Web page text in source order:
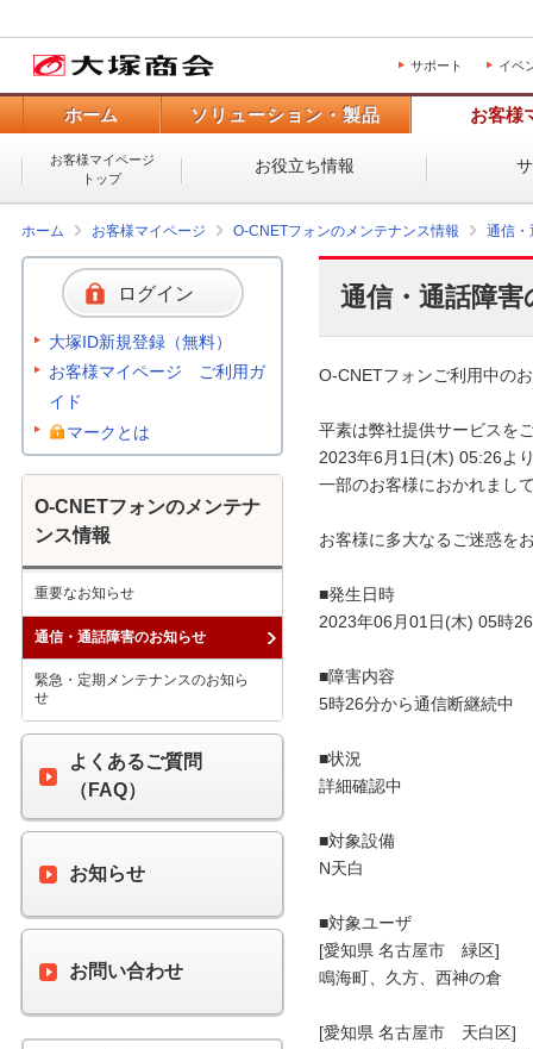
サポート イベ
ホーム ソリューション・製品 お客様
お客様マイページ
トップ
お役立ち情報
ホーム お客様マイページ O-CNETフォンのメンテナンス情報 通信・
通信・通話障
O-CNETフォンご利用中の
平素は弊社提供サービスを
2023年6月1日(木) 05:26よ
一部のお客様におかれまし
お客様に多大なるご迷惑を
■発生日時
2023年06月01日(木) 05時
■障害内容
5時26分から通信断継続中
■状況
詳細確認中
■対象設備
N天白
■対象ユーザ
[愛知県 名古屋市　緑区]
鳴海町、久方、西神の倉
[愛知県 名古屋市　天白区]
ログイン
大塚ID新規登録（無料）
お客様マイページ ご利用ガ
イド
マークとは
O-CNETフォンのメンテナ
ンス情報
重要なお知らせ
通信・通話障害のお知らせ
緊急・定期メンテナンスのお知ら
せ
よくあるご質問
（FAQ）
お知らせ
お問い合わせ